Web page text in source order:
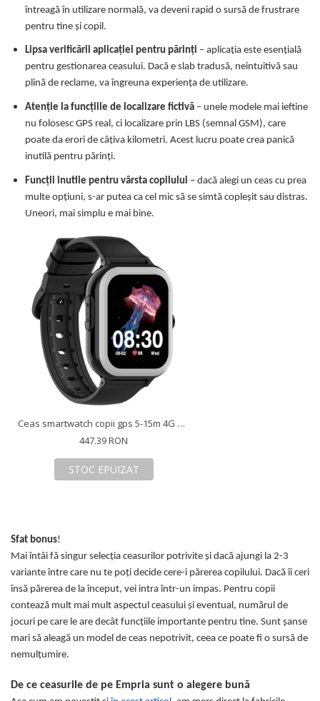
întreagă în utilizare normală, va deveni rapid o sursă de frustrare
pentru tine și copil.
Lipsa verificării aplicației pentru părinți – aplicația este esențială
pentru gestionarea ceasului. Dacă e slab tradusă, neintuitivă sau
plină de reclame, va îngreuna experiența de utilizare.
Atenție la funcțiile de localizare fictivă – unele modele mai ieftine
nu folosesc GPS real, ci localizare prin LBS (semnal GSM), care
poate da erori de câțiva kilometri. Acest lucru poate crea panică
inutilă pentru părinți.
Funcții inutile pentru vârsta copilului – dacă alegi un ceas cu prea
multe opțiuni, s-ar putea ca cel mic să se simtă copleșit sau distras.
Uneori, mai simplu e mai bine.
Ceas smartwatch copii gps 5-15m 4G Android Wifi AMOLED 1.78in, Diverse culori
447.39 RON
STOC EPUIZAT
Sfat bonus!
Mai întâi fă singur selecția ceasurilor potrivite și dacă ajungi la 2-3
variante între care nu te poți decide cere-i părerea copilului. Dacă îi ceri
însă părerea de la început, vei intra într-un impas. Pentru copii
contează mult mai mult aspectul ceasului și eventual, numărul de
jocuri pe care le are decât funcțiile importante pentru tine. Sunt șanse
mari să aleagă un model de ceas nepotrivit, ceea ce poate fi o sursă de
nemulțumire.
De ce ceasurile de pe Empria sunt o alegere bună